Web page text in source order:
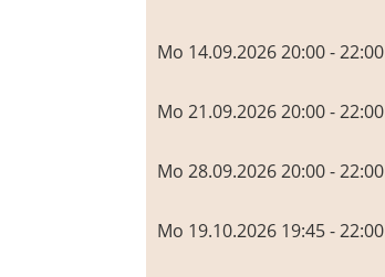
Mo 14.09.2026 20:00 - 22:00
Mo 21.09.2026 20:00 - 22:00
Mo 28.09.2026 20:00 - 22:00
Mo 19.10.2026 19:45 - 22:00